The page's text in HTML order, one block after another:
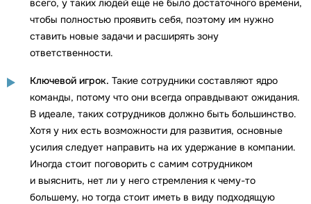
всего, у таких людей еще не было достаточного времени,
чтобы полностью проявить себя, поэтому им нужно
ставить новые задачи и расширять зону
ответственности.
Ключевой игрок. Такие сотрудники составляют ядро
команды, потому что они всегда оправдывают ожидания.
В идеале, таких сотрудников должно быть большинство.
Хотя у них есть возможности для развития, основные
усилия следует направить на их удержание в компании.
Иногда стоит поговорить с самим сотрудником
и выяснить, нет ли у него стремления к чему-то
большему, но тогда стоит иметь в виду подходящую